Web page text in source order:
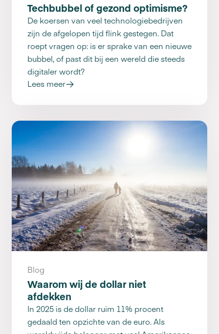
Techbubbel of gezond optimisme?
De koersen van veel technologiebedrijven
zijn de afgelopen tijd flink gestegen. Dat
roept vragen op: is er sprake van een nieuwe
bubbel, of past dit bij een wereld die steeds
digitaler wordt?
Lees meer
Blog
Waarom wij de dollar niet
afdekken
In 2025 is de dollar ruim 11% procent
gedaald ten opzichte van de euro. Als